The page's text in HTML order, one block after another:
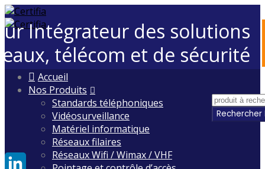
Intégrateur des solutions
télécom et de sécurité
Skip
Accueil
Nos Produits
Standards téléphoniques
Vidéosurveillance
Matériel informatique
Réseaux filaires
Réseaux Wifi / Wimax / VHF